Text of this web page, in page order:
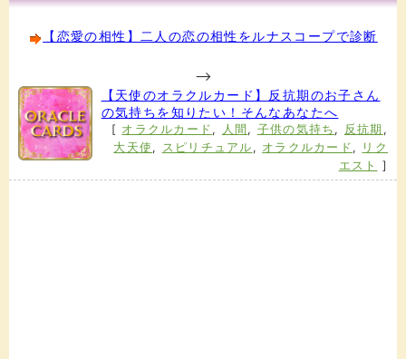
【恋愛の相性】二人の恋の相性をルナスコープで診断
-->
【天使のオラクルカード】反抗期のお子さん
の気持ちを知りたい！そんなあなたへ
[ オラクルカード , 人間 , 子供の気持ち , 反抗期 ,
大天使 , スピリチュアル , オラクルカード ,
リク
エスト
]